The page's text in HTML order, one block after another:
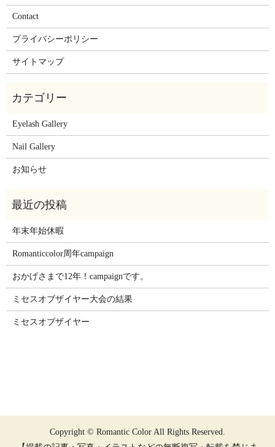
Contact
プライバシーポリシー
サイトマップ
Eyelash Gallery
Nail Gallery
お知らせ
年末年始休暇
Romanticcolor周年campaign
おかげさまで12年！campaignです。
ミセスオブザイヤー大会の結果
ミセスオブザイヤー
Copyright © Romantic Color All Rights Reserved.